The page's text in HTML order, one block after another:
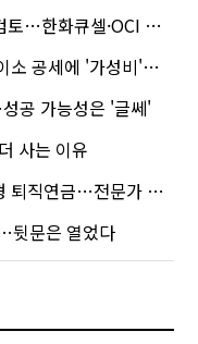
화큐셀·OCI 영향은?
세에 '가성비'로 맞불
공 가능성은 '글쎄'
사는 이유
연금…전문가 조언은
뒷문은 열었다